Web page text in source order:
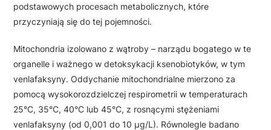
podstawowych procesach metabolicznych, które
przyczyniają się do tej pojemności.
Mitochondria izolowano z wątroby – narządu bogatego w te
organelle i ważnego w detoksykacji ksenobiotyków, w tym
venlafaksyny. Oddychanie mitochondrialne mierzono za
pomocą wysokorozdzielczej respirometrii w temperaturach
25°C, 35°C, 40°C lub 45°C, z rosnącymi stężeniami
venlafaksyny (od 0,001 do 10 μg/L). Równolegle badano